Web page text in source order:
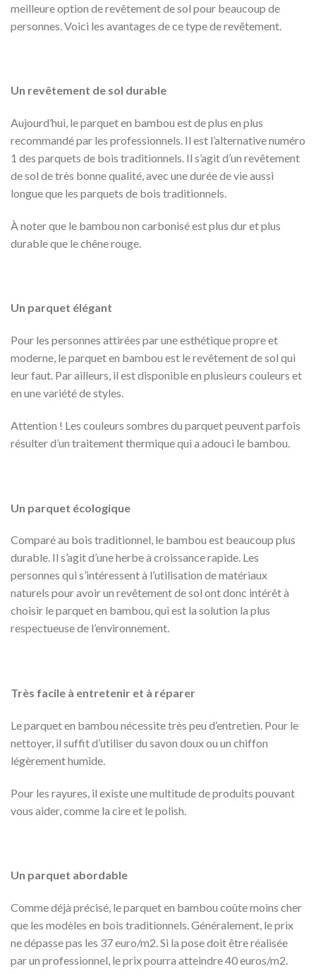
meilleure option de revêtement de sol pour beaucoup de
personnes. Voici les avantages de ce type de revêtement.
Un revêtement de sol durable
Aujourd’hui, le parquet en bambou est de plus en plus
recommandé par les professionnels. Il est l’alternative numéro
1 des parquets de bois traditionnels. Il s’agit d’un revêtement
de sol de très bonne qualité, avec une durée de vie aussi
longue que les parquets de bois traditionnels.
À noter que le bambou non carbonisé est plus dur et plus
durable que le chêne rouge.
Un parquet élégant
Pour les personnes attirées par une esthétique propre et
moderne, le parquet en bambou est le revêtement de sol qui
leur faut. Par ailleurs, il est disponible en plusieurs couleurs et
en une variété de styles.
Attention ! Les couleurs sombres du parquet peuvent parfois
résulter d’un traitement thermique qui a adouci le bambou.
Un parquet écologique
Comparé au bois traditionnel, le bambou est beaucoup plus
durable. Il s’agit d’une herbe à croissance rapide. Les
personnes qui s’intéressent à l’utilisation de matériaux
naturels pour avoir un revêtement de sol ont donc intérêt à
choisir le parquet en bambou, qui est la solution la plus
respectueuse de l’environnement.
Très facile à entretenir et à réparer
Le parquet en bambou nécessite très peu d’entretien. Pour le
nettoyer, il suffit d’utiliser du savon doux ou un chiffon
légèrement humide.
Pour les rayures, il existe une multitude de produits pouvant
vous aider, comme la cire et le polish.
Un parquet abordable
Comme déjà précisé, le parquet en bambou coûte moins cher
que les modèles en bois traditionnels. Généralement, le prix
ne dépasse pas les 37 euro/m2. Si la pose doit être réalisée
par un professionnel, le prix pourra atteindre 40 euros/m2.